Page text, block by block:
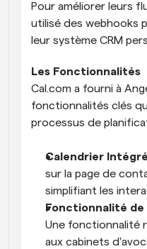
Pour améliorer leurs
utilisé des webhooks
leur système CRM
Les Fonctionnalités
Cal.com a fourni à
fonctionnalités clés
processus de
Calendrier Intégré
sur la page de
simplifiant les
Fonctionnalité de
Une fonctionnalité
aux cabinets